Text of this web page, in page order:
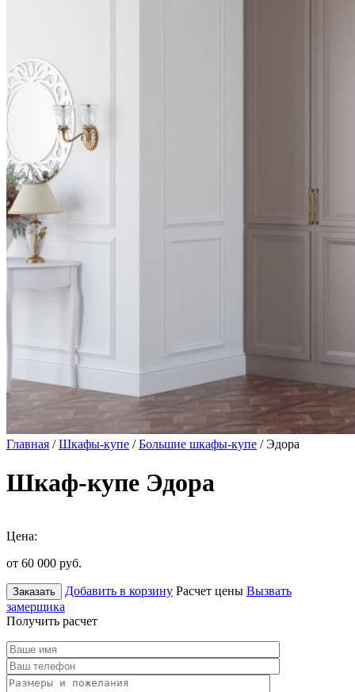
Главная /Шкафы-купе /Большие шкафы-купе / Эдора
Шкаф-купе Эдора
Цена:
от 60 000 руб.
Заказать Добавить в корзину Расчет цены Вызвать
замерщика
Получить расчет